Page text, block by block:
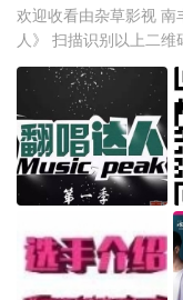
欢迎收看由杂草影视 南
人》 扫描识别以上二维